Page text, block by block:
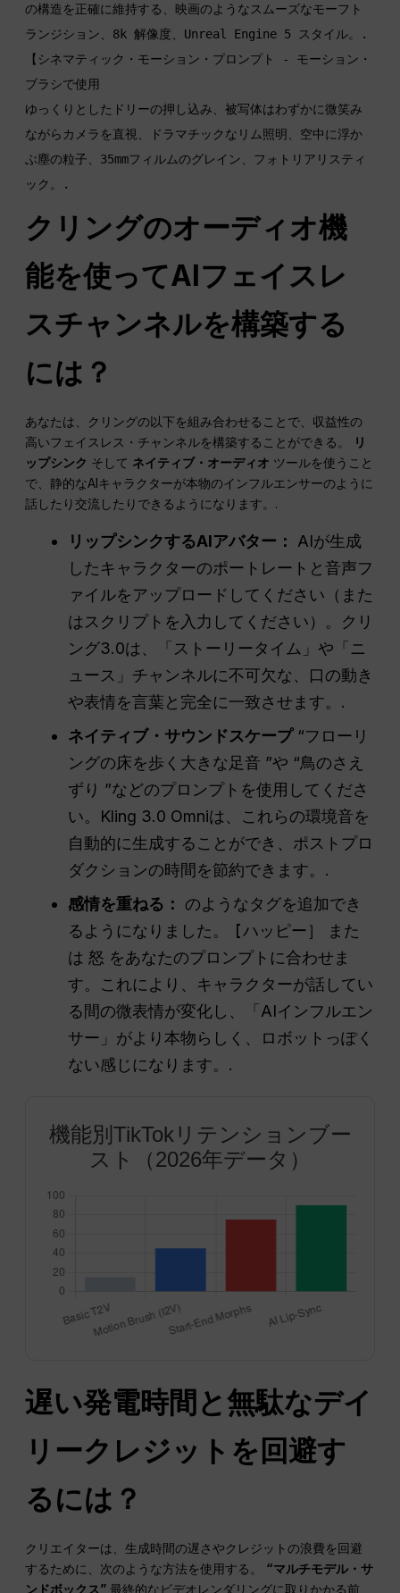
の構造を正確に維持する、映画のようなスムーズなモーフト
【シネマティック・モーション・プロンプト - モーション・
ブラシで使用
ゆっくりとしたドリーの押し込み、被写体はわずかに微笑み
ながらカメラを直視、ドラマチックなリム照明、空中に浮か
ぶ塵の粒子、35mmフィルムのグレイン、フォトリアリスティ
クリングのオーディオ機
能を使ってAIフェイスレ
スチャンネルを構築する
には？
あなたは、クリングの以下を組み合わせることで、収益性の
高いフェイスレス・チャンネルを構築することができる。
リ
ップシンク そして ネイティブ・オーディオ ツールを使うこと
で、静的なAIキャラクターが本物のインフルエンサーのように
話したり交流したりできるようになります。.
リップシンクするAIアバター：
AIが生成
したキャラクターのポートレートと音声フ
ァイルをアップロードしてください（また
はスクリプトを入力してください）。クリ
ング3.0は、「ストーリータイム」や「ニ
ュース」チャンネルに不可欠な、口の動き
や表情を言葉と完全に一致させます。.
ネイティブ・サウンドスケープ“フローリ
ングの床を歩く大きな足音 ”や “鳥のさえ
ずり ”などのプロンプトを使用してくださ
い。Kling 3.0 Omniは、これらの環境音を
自動的に生成することができ、ポストプロ
ダクションの時間を節約できます。.
感情を重ねる：
のようなタグを追加でき
るようになりました。
[ハッピー］
また
は 怒 をあなたのプロンプトに合わせま
す。これにより、キャラクターが話してい
る間の微表情が変化し、「AIインフルエン
サー」がより本物らしく、ロボットっぽく
ない感じになります。.
機能別TikTokリテンションブー
スト（2026年データ）
遅い発電時間と無駄なデイ
リークレジットを回避す
るには？
クリエイターは、生成時間の遅さやクレジットの浪費を回避
するために、次のような方法を使用する。 “マルチモデル・サ
ンドボックス” 最終的なビデオレンダリングに取りかかる前